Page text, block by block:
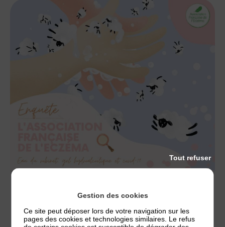
HYDROALCOOLIQUE
Gestion des cookies
Ce site peut déposer lors de votre navigation sur les
pages des cookies et technologies similaires. Le refus
Tout refuser